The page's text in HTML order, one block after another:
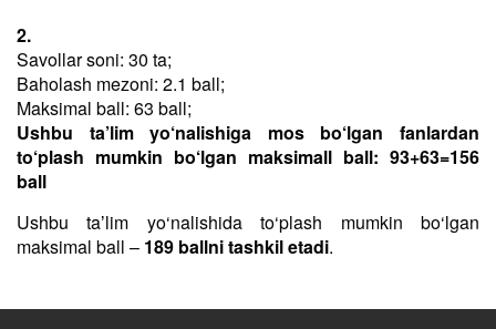
2.
Savollar soni: 30 ta;
Baholash mezoni: 2.1 ball;
Maksimal ball: 63 ball;
Ushbu ta’lim yo‘nalishiga mos bo‘lgan fanlardan
to‘plash mumkin bo‘lgan maksimall ball: 93+63=156
ball
Ushbu taʼlim yo‘nalishida to‘plash mumkin bo‘lgan
maksimal ball – 189 ballni tashkil etadi.